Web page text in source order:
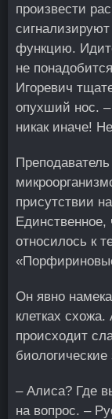
произвести
функцию.
не
Игоревич
опухший нос. –
никак иначе!
присутствии
Единственное,
относилось к
Он явно
клетках
происходит
биологические
– Алиса? Где
на вопрос. –